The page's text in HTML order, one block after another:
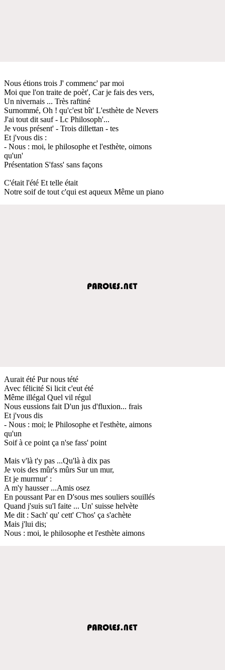
Nous étions trois J' commenc' par moi
Moi que l'on traite de poèt', Car je fais des vers,
Un nivernais ... Très raftiné
Surnommé, Oh ! qu'c'est bît' L'esthète de Nevers
J'ai tout dit sauf - Lc Philosoph'...
Je vous présent' - Trois dillettan - tes
Et j'vous dis :
- Nous : moi, le philosophe et l'esthète, oimons
qu'un'
Présentation S'fass' sans façons
C'était l'été Et telle était
Notre soif de tout c'qui est aqueux Même un piano
Aurait été Pur nous tété
Avec félicité Si licit c'eut été
Même illégal Quel vil régul
Nous eussions fait D'un jus d'fluxion... frais
Et j'vous dis
- Nous : moi; le Philosophe et l'esthète, aimons
qu'un
Soif à ce point ça n'se fass' point
Mais v'là t'y pas ...Qu'là à dix pas
Je vois des mûr's mûrs Sur un mur,
Et je murrnur' :
A m'y hausser ...Amis osez
En poussant Par en D'sous mes souliers souillés
Quand j'suis su'l faite ... Un' suisse helvète
Me dit : Sach' qu' cett' C'hos' ça s'achète
Mais j'lui dis;
Nous : moi, le philosophe et l'esthète aimons